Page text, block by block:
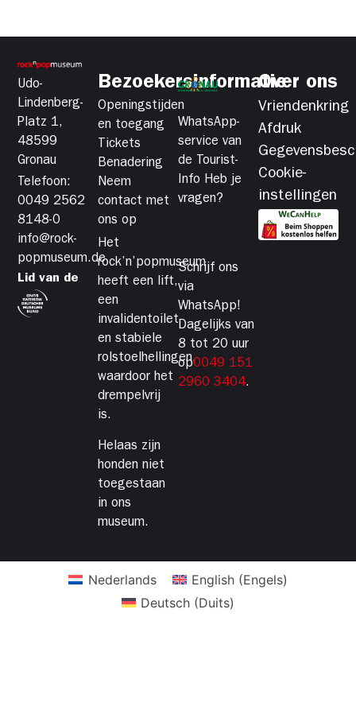
Udo-
Lindenberg-
Platz 1,
48599
Gronau
Telefoon:
0049 2562
8148-0
info@rock-
popmuseum.de
Lid van de
Bezoekersinformatie
Openingstijden
en toegang
Tickets
Benadering
Neem
contact met
ons op
Het
rock’n’popmuseum
heeft een lift,
een
invalidentoilet
en stabiele
rolstoelhellingen,
waardoor het
drempelvrij
is.
Helaas zijn
honden niet
toegestaan
in ons
museum.
WhatsApp-
service van
de Tourist-
Info Heb je
vragen?
Schrijf ons
via
WhatsApp!
Dagelijks van
8 tot 20 uur
op0049 151
2960 3404.
Over ons
Vriendenkring
Afdruk
Cookie-
instellingen
Nederlands English(Engels)
Deutsch (Duits)